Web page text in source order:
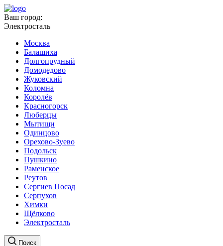
Ваш город:
Электросталь
Москва
Балашиха
Долгопрудный
Домодедово
Жуковский
Коломна
Королёв
Красногорск
Люберцы
Мытищи
Одинцово
Орехово-Зуево
Подольск
Пушкино
Раменское
Реутов
Сергиев Посад
Серпухов
Химки
Щёлково
Электросталь
Поиск